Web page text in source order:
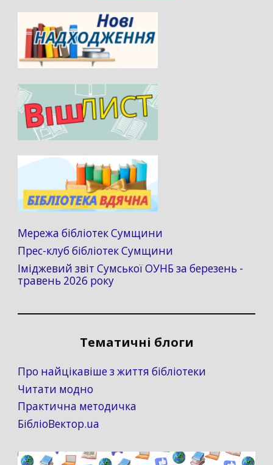
Мережа бібліотек Сумщини
Прес-клуб бібліотек Сумщини
Іміджевий звіт Сумської ОУНБ за березень -
травень 2026 року
Тематичні блоги
Про найцікавіше з життя бібліотеки
Читати модно
Практична методичка
БібліоВектор.ua